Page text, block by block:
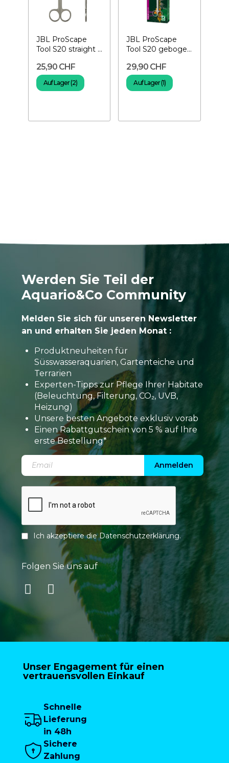
JBL ProScape
Tool S20 straight -
Pflanzenschere
25,90 CHF
Auf Lager (2)
JBL ProScape
Tool S20 gebogen
Pflanzenschere
29,90 CHF
Auf Lager (1)
Werden Sie Teil der
Aquario&Co Community
Melden Sie sich für unseren Newsletter
an und erhalten Sie jeden Monat :
Produktneuheiten für
Süsswasseraquarien, Gartenteiche und
Terrarien
Experten-Tipps zur Pflege Ihrer Habitate
(Beleuchtung, Filterung, CO₂, UVB,
Heizung)
Unsere besten Angebote exklusiv vorab
Einen Rabattgutschein von 5 % auf Ihre
erste Bestellung*
Anmelden
Ich akzeptiere dieDatenschutzerklärung.
Folgen Sie uns auf
Unser Engagement für einen
vertrauensvollen Einkauf
Schnelle
Lieferung
in 48h
Sichere
Zahlung